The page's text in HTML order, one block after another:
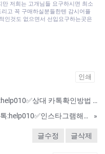
만 저희는 고개님들 요구하시면 최소
고 꼭 구매하실분들한텐 감시어플
인것도 없으면서 선입요구하는곳은
인쇄
스마트폰해킹 스마트폰도청✅카톡:help010✅상대 카톡확인방법 카톡도청 카톡해킹 복제폰 쌍둥이폰 위치추적 인스타그램해킹
남자친구 스마트폰해킹 카톡해킹✅카톡:help010✅인스타그램해킹 위치추적 복제폰 쌍둥이폰 스마트폰복사 핸드폰도청
»
글수정 글삭제